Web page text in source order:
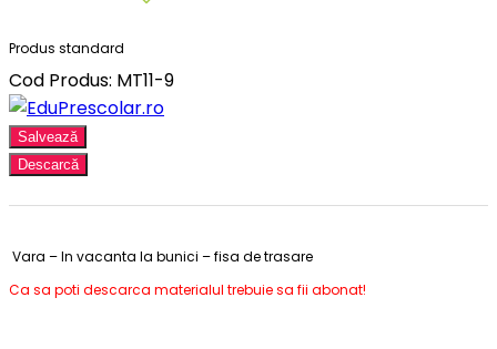
Produs standard
Cod Produs: MT11-9
Salvează
Descarcă
Vara – In vacanta la bunici – fisa de trasare
Ca sa poti descarca materialul trebuie sa fii abonat!